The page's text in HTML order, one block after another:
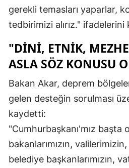
gerekli temasları yaparlar,
tedbirimizi alırız." ifadelerini
"DINI, ETNIK,
ASLA SÖZ KONUSU
Bakan Akar, deprem
gelen desteğin sorulması
kaydetti:
"Cumhurbaşkanı'mız başta
bakanlarımızın,
belediye başkanlarımızın,